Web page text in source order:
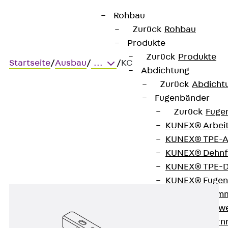
Rohbau
Zurück Rohbau
Produkte
Zurück Produkte
Abdichtung
Zurück
Fugenbänder
Zurück
KUNEX®
KUNEX®
KUNEX®
KUNEX®
KUNEX®
KUNEX®
KUNEX®
KUNEX®
Startseite/Ausbau/ ... /KC
Tragkonsole, C-Profil